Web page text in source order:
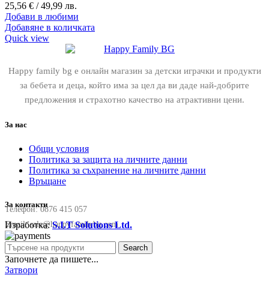
25,56 € / 49,99 лв.
Добави в любими
Добавяне в количката
Quick view
Happy family bg е онлайн магазин за детски играчки и продукти
за бебета и деца, който има за цел да ви даде най-добрите
предложения и страхотно качество на атрактивни цени.
За нас
Общи условия
Политика за защита на личните данни
Политика за съхранение на личните данни
Връщане
За контакти
Телефон:0876 415 057
Email:sale@happyfamilybg.com
Изработка:S.I.T Solutions Ltd.
Search
Започнете да пишете...
Затвори